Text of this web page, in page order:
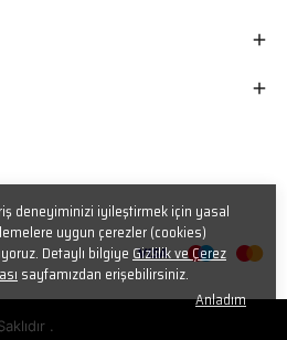
deneyiminizi iyileştirmek için yasal
uygun çerezler (cookies)
Detaylı bilgiye Gizlilik ve Çerez
sayfamızdan erişebilirsiniz.
Anladım
.